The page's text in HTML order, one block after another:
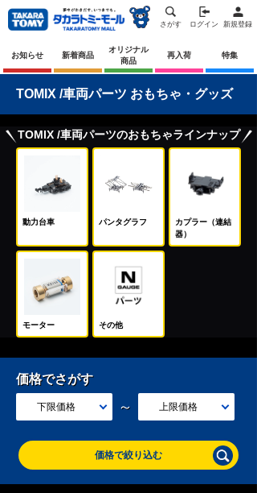
さがす ログイン 新規登録
お知らせ 新着商品
オリジナル
商品
再入荷 特集
TOMIX /車両パーツ おもちゃ・グッズ
TOMIX /車両パーツのおもちゃラインナップ
動力台車 パンタグラフ
カプラー（連結
器）
モーター その他
価格でさがす
下限価格 ～ 上限価格
価格で絞り込む